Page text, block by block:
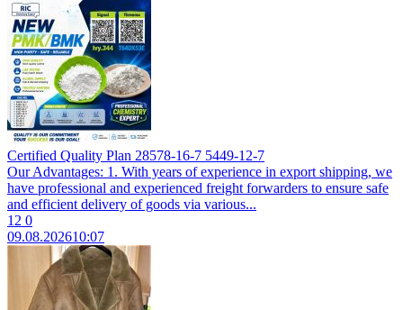
Certified Quality Plan 28578-16-7 5449-12-7
Our Advantages: 1. With years of experience in export shipping, we
have professional and experienced freight forwarders to ensure safe
and efficient delivery of goods via various...
12 0
09.08.202610:07